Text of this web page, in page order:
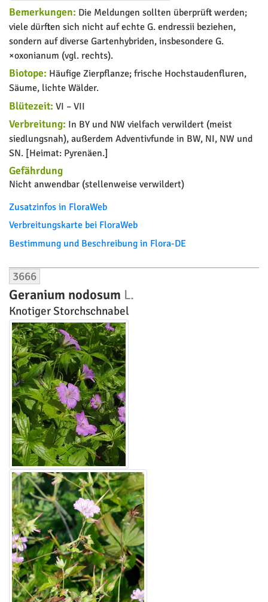
Bemerkungen: Die Meldungen sollten überprüft werden;
viele dürften sich nicht auf echte G. endressii beziehen,
sondern auf diverse Gartenhybriden, insbesondere G.
×oxonianum (vgl. rechts).
Biotope: Häufige Zierpflanze; frische Hochstaudenfluren,
Säume, lichte Wälder.
Blütezeit: VI – VII
Verbreitung: In BY und NW vielfach verwildert (meist
siedlungsnah), außerdem Adventivfunde in BW, NI, NW und
SN. [Heimat: Pyrenäen.]
Gefährdung
Nicht anwendbar (stellenweise verwildert)
Zusatzinfos in FloraWeb
Verbreitungskarte bei FloraWeb
Bestimmung und Beschreibung in Flora-DE
3666
Geranium nodosum L.
Knotiger Storchschnabel